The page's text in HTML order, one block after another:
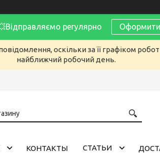
регулярно
оскільки за її графіком
найближчий робочий день.
КОНТАКТЫ CТАТЬИ